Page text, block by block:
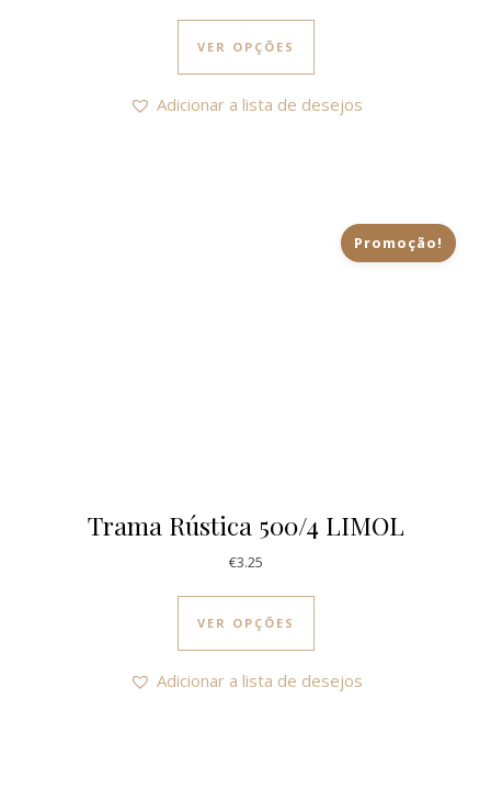
VER OPÇÕES
This product has
Adicionar a lista de desejos
Promoção!
Trama Rústica 500/4 LIMOL
€3.25
VER OPÇÕES
This product has
Adicionar a lista de desejos